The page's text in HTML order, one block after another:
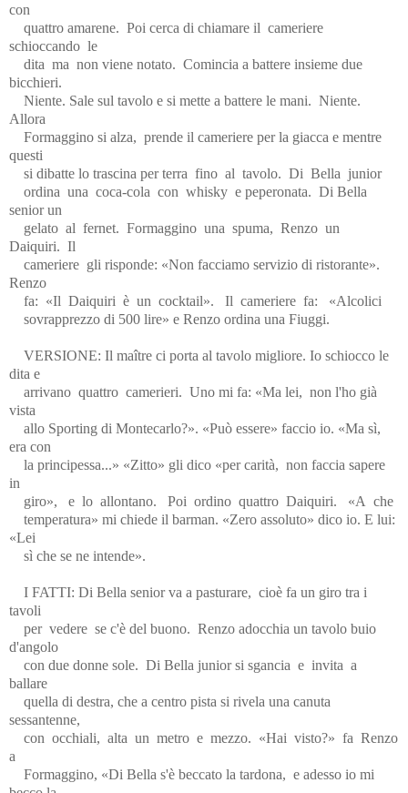
con
quattro amarene. Poi cerca di chiamare il cameriere
schioccando le
dita ma non viene notato. Comincia a battere insieme due
bicchieri.
Niente. Sale sul tavolo e si mette a battere le mani. Niente.
Allora
Formaggino si alza, prende il cameriere per la giacca e mentre
questi
si dibatte lo trascina per terra fino al tavolo. Di Bella junior
ordina una coca-cola con whisky e peperonata. Di Bella
senior un
gelato al fernet. Formaggino una spuma, Renzo un
Daiquiri. Il
cameriere gli risponde: «Non facciamo servizio di ristorante».
Renzo
fa: «Il Daiquiri è un cocktail». Il cameriere fa:
«Alcolici
sovrapprezzo di 500 lire» e Renzo ordina una Fiuggi.
VERSIONE: Il maître ci porta al tavolo migliore. Io schiocco le
dita e
arrivano quattro camerieri. Uno mi fa: «Ma lei, non l'ho già
vista
allo Sporting di Montecarlo?». «Può essere» faccio io. «Ma sì,
era con
la principessa...» «Zitto» gli dico «per carità, non faccia sapere
in
giro»,
e lo allontano. Poi ordino quattro Daiquiri. «A che
temperatura» mi chiede il barman. «Zero assoluto» dico io. E lui:
«Lei
sì che se ne intende».
I FATTI: Di Bella senior va a pasturare, cioè fa un giro tra i
tavoli
per vedere se c'è del buono. Renzo adocchia un tavolo buio
d'angolo
con due donne sole. Di Bella junior si sgancia e invita a
ballare
quella di destra, che a centro pista si rivela una canuta
sessantenne,
con occhiali, alta un metro e mezzo. «Hai visto?» fa Renzo
a
Formaggino, «Di Bella s'è beccato la tardona, e adesso io mi